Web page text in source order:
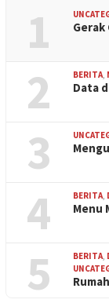
1
2 BERITA
Data
3
4 BERITA
Menu
5 BERITA